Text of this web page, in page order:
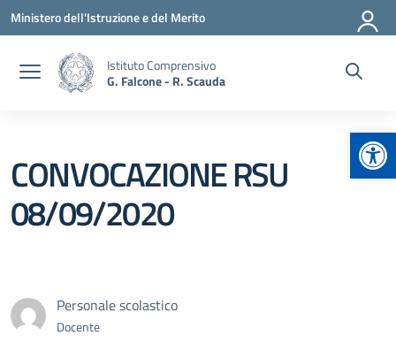
Vai ai contenuti
Vai al menu di navigazione
Vai al footer
Ministero dell'Istruzione e del Merito
Istituto Comprensivo
G. Falcone - R. Scauda
CONVOCAZIONE RSU
08/09/2020
Personale scolastico
Docente